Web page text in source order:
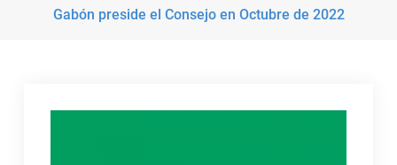
Gabón preside el Consejo en Octubre de 2022